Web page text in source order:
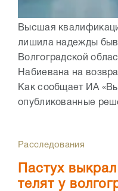
Высшая
лишила надежды
Волгоградской
Набиевана на
Как сообщает ИА
опубликованные
Расследования
Пастух
телят у